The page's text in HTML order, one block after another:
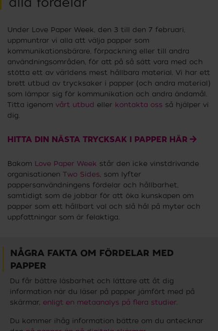
Under Love Paper Week, den 3 till den 7 februari,
uppmuntrar vi alla att välja papper som
kommunikationsbärare, förpackning eller till andra
användningsområden, för att på så sätt vara med och
stötta ett av världens mest hållbara material. Vi har ett
brett utbud av trycksaker i papper (och andra material)
som lämpar sig för kommunikation och andra ändamål.
Titta igenom vårt utbud eller kontakta oss så hjälper vi
dig.
HITTA DIN NÄSTA TRYCKSAK I PAPPER HÄR
Bakom Love Paper Week står den icke vinstdrivande
organisationen Two Sides , som lyfter
pappersanvändningens fördelar och hållbarhet,
samtidigt som de jobbar för att öka kunskapen om
papper som ett hållbart val och slå hål på myter och
uppfattningar som är felaktiga.
NÅGRA FAKTA OM FÖRDELAR MED
PAPPER
Du får bättre läsbarhet och lättare att åt dig
information när du läser på papper jämfört med på
skärmar, enligt en metaanalys på flera studier.
Du kommer ihåg information bättre om du antecknar